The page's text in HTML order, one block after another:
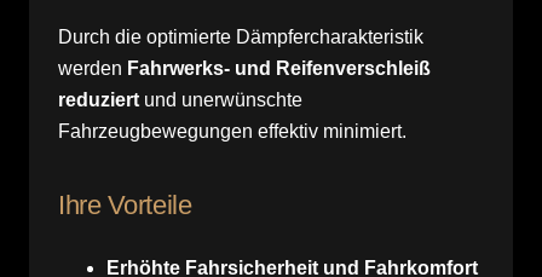
Durch die optimierte Dämpfercharakteristik
werden Fahrwerks- und Reifenverschleiß
reduziert und unerwünschte
Fahrzeugbewegungen effektiv minimiert.
Ihre Vorteile
Erhöhte Fahrsicherheit und Fahrkomfort